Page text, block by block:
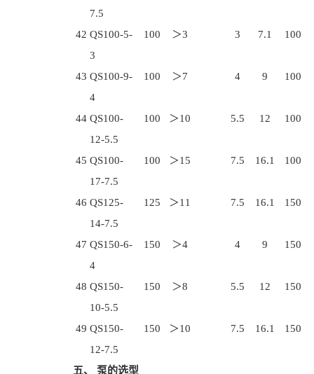
7.5
42 QS100-5-
3
100 ＞3 3 7.1 100
43 QS100-9-
4
100 ＞7 4 9 100
44 QS100-
12-5.5
100 ＞10 5.5 12 100
45 QS100-
17-7.5
100 ＞15 7.5 16.1 100
46 QS125-
14-7.5
125 ＞11 7.5 16.1 150
47 QS150-6-
4
150 ＞4 4 9 150
48 QS150-
10-5.5
150 ＞8 5.5 12 150
49 QS150-
12-7.5
150 ＞10 7.5 16.1 150
五、 泵的选型